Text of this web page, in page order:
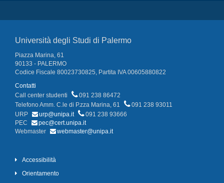
Università degli Studi di Palermo
Piazza Marina, 61
90133 - PALERMO
Codice Fiscale 80023730825, Partita IVA 00605880822
Contatti
Call center studenti
091 238 86472
Telefono Amm. C.le di P.zza Marina, 61
091 238 93011
URP
urp@unipa.it
091 238 93666
PEC
pec@cert.unipa.it
Webmaster
webmaster@unipa.it
Accessibilità
Orientamento